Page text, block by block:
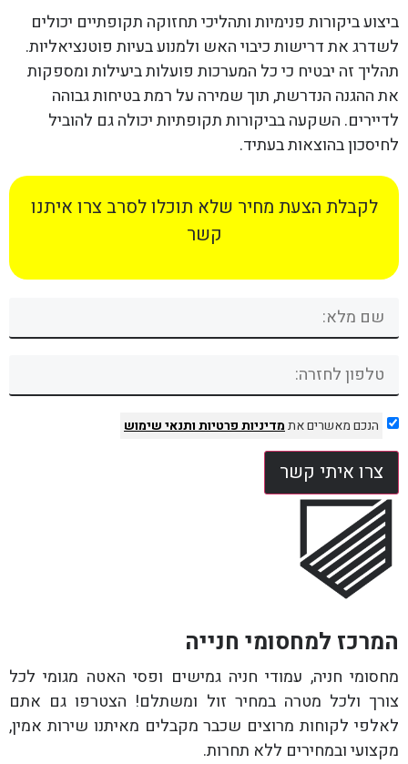
ביצוע ביקורות פנימיות ותהליכי תחזוקה תקופתיים יכולים
לשדרג את דרישות כיבוי האש ולמנוע בעיות פוטנציאליות.
תהליך זה יבטיח כי כל המערכות פועלות ביעילות ומספקות
את ההגנה הנדרשת, תוך שמירה על רמת בטיחות גבוהה
לדיירים. השקעה בביקורות תקופתיות יכולה גם להוביל
לחיסכון בהוצאות בעתיד.
לקבלת הצעת מחיר שלא תוכלו לסרב צרו איתנו
קשר
הנכם מאשרים אתמדיניות פרטיותותנאי שימוש
צרו איתי קשר
המרכז למחסומי חנייה
מחסומי חניה, עמודי חניה גמישים ופסי האטה מגומי לכל
צורך ולכל מטרה במחיר זול ומשתלם! הצטרפו גם אתם
לאלפי לקוחות מרוצים שכבר מקבלים מאיתנו שירות אמין,
מקצועי ובמחירים ללא תחרות.